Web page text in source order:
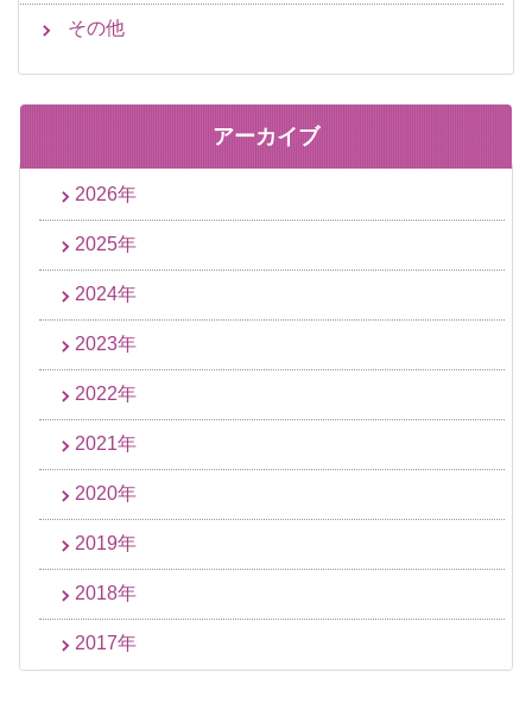
その他
アーカイブ
2026年
2025年
2024年
2023年
2022年
2021年
2020年
2019年
2018年
2017年